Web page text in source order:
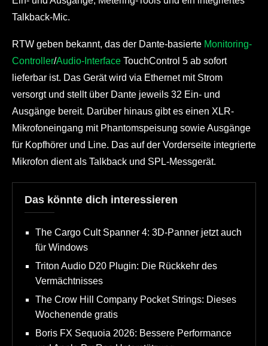
Talkback-Mic.
RTW geben bekannt, das der Dante-basierte Monitoring-
Controller/Audio-Interface TouchControl 5 ab sofort
lieferbar ist. Das Gerät wird via Ethernet mit Strom
versorgt und stellt über Dante jeweils 32 Ein- und
Ausgänge bereit. Darüber hinaus gibt es einen XLR-
Mikrofoneingang mit Phantomspeisung sowie Ausgänge
für Kopfhörer und Line. Das auf der Vorderseite integrierte
Mikrofon dient als Talkback und SPL-Messgerät.
Das könnte dich interessieren
The Cargo Cult Spanner 4: 3D-Panner jetzt auch
für Windows
Triton Audio D20 Plugin: Die Rückkehr des
Vermächtnisses
The Crow Hill Company Pocket Strings: Dieses
Wochenende gratis
Boris FX Sequoia 2026: Bessere Performance